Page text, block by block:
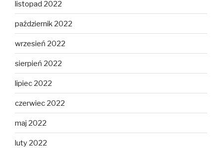
listopad 2022
październik 2022
wrzesień 2022
sierpień 2022
lipiec 2022
czerwiec 2022
maj 2022
luty 2022